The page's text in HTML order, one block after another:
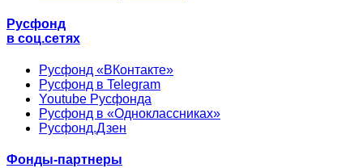
Русфонд
в соц.сетях
Русфонд «ВКонтакте»
Русфонд в Telegram
Youtube Русфонда
Русфонд в «Одноклассниках»
Русфонд.Дзен
Фонды-партнеры